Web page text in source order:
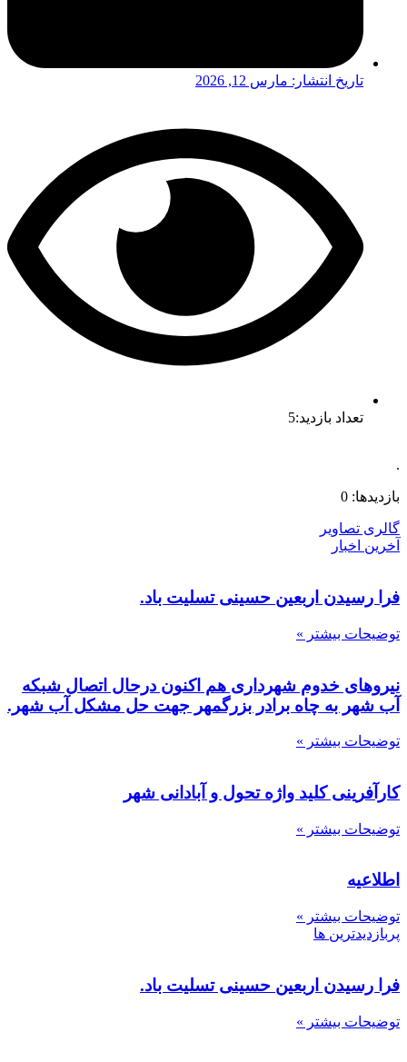
تاریخ انتشار: مارس 12, 2026
تعداد بازدید:5
.
بازدیدها: 0
گالری تصاویر
آخرین اخبار
فرا رسیدن اربعین حسینی تسلیت باد.
توضیحات بیشتر »
نیروهای خدوم شهرداری هم اکنون درحال اتصال شبکه
آب شهر به چاه برادر بزرگمهر جهت حل مشکل آب شهر.
توضیحات بیشتر »
کارآفرینی کلید واژه تحول و آبادانی شهر
توضیحات بیشتر »
اطلاعیه
توضیحات بیشتر »
پربازدیدترین ها
فرا رسیدن اربعین حسینی تسلیت باد.
توضیحات بیشتر »